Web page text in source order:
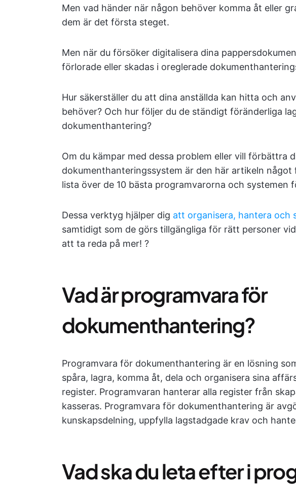
Men vad händer när någon behöver komma åt eller
dem är det första steget.
Men när du försöker digitalisera dina
förlorade eller skadas i oreglerade
Hur säkerställer du att dina anställda kan hitta och
behöver? Och hur följer du de ständigt föränderliga
dokumenthantering?
Om du kämpar med dessa problem eller vill förbättra
dokumenthanteringssystem är den här artikeln något
lista över de 10 bästa programvarorna och systemen
Dessa verktyg hjälper dig att organisera, hantera och
samtidigt som de görs tillgängliga för rätt personer
att ta reda på mer! ?
Vad är programvara för
dokumenthantering?
Programvara för dokumenthantering är en lösning
spåra, lagra, komma åt, dela och organisera sina
register. Programvaran hanterar alla register från
kasseras. Programvara för dokumenthantering är
kunskapsdelning, uppfylla lagstadgade krav och
Vad ska du leta efter i